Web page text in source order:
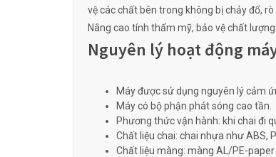
vệ các chất bên trong không bị chảy đổ,
Nâng cao tính thẩm mỹ, bảo vệ chất
Nguyên lý hoạt động
Máy được sử dụng nguyên lý cảm
Máy có bộ phận phát sóng cao tần.
Phương thức vận hành: khi chai đi
Chất liệu chai: chai nhựa như ABS,
Chất liệu màng: màng AL/PE-